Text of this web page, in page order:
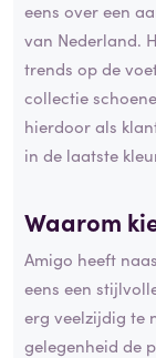
eens over een
van Nederland.
trends op de
collectie
hierdoor als
in de laatste
Waarom
Amigo heeft
eens een
erg veelzijdig te
gelegenheid de